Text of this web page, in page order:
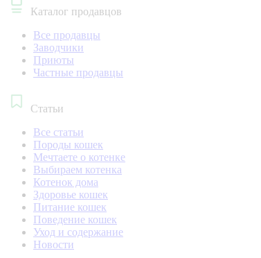
Каталог продавцов
Все продавцы
Заводчики
Приюты
Частные продавцы
Статьи
Все статьи
Породы кошек
Мечтаете о котенке
Выбираем котенка
Котенок дома
Здоровье кошек
Питание кошек
Поведение кошек
Уход и содержание
Новости